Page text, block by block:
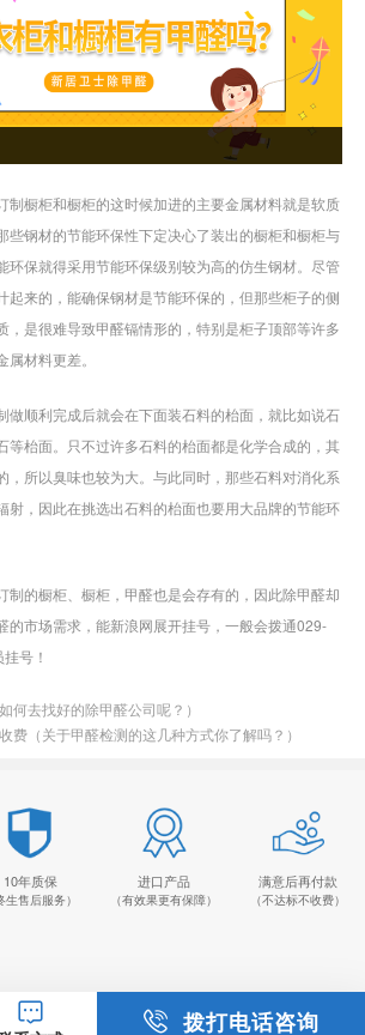
橱柜和橱柜的这时候加进的主要金属材料就是软质
些钢材的节能环保性下定决心了装出的橱柜和橱柜与
环保就得采用节能环保级别较为高的仿生钢材。尽管
起来的，能确保钢材是节能环保的，但那些柜子的侧
，是很难导致甲醛镉情形的，特别是柜子顶部等许多
材料更差。
顺利完成后就会在下面装石料的枱面，就比如说石
等枱面。只不过许多石料的枱面都是化学合成的，其
，所以臭味也较为大。与此同时，那些石料对消化系
射，因此在挑选出石料的枱面也要用大品牌的节能环
的橱柜、橱柜，甲醛也是会存有的，因此除甲醛却
的市场需求，能新浪网展开挂号，一般会拨通029-
号！
何去找好的除甲醛公司呢？）
费（关于甲醛检测的这几种方式你了解吗？）
10年质保
生售后服务）
进口产品
（有效果更有保障）
满意后再付款
（不达标不收费）
拨打电话咨询